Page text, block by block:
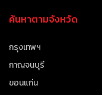
ค้นหาตามจังหวัด
กรุงเทพฯ
กาญจนบุรี
ขอนแก่น